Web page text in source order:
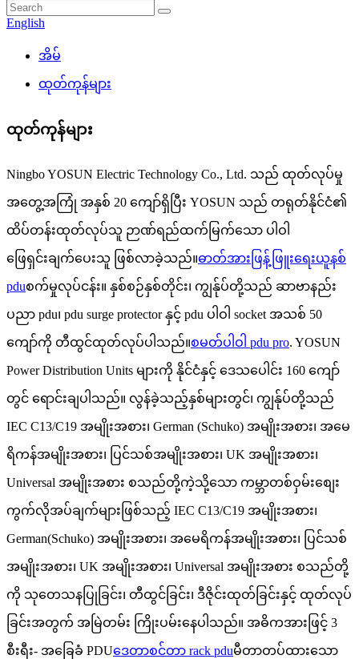
English
အိမ်
ထုတ်ကုန်များ
ထုတ်ကုန်များ
Ningbo YOSUN Electric Technology Co., Ltd. သည် ထုတ်လုပ်မှု
အတွေ့အကြုံ အနှစ် 20 ကျော်ရှိပြီး YOSUN သည် တရုတ်နိုင်ငံ၏
ထိပ်တန်းထုတ်လုပ်သူ ဉာဏ်ရည်ထက်မြက်သော ပါဝါ
ဖြေရှင်းချက်ပေးသူ ဖြစ်လာခဲ့သည်။ဓာတ်အားဖြန့်ဖြူးရေးယူနစ်
pduစက်မှုလုပ်ငန်း။ နှစ်စဉ်နှစ်တိုင်း၊ ကျွန်ုပ်တို့သည် ဆာဗာနည်း
ပညာ pdu၊ pdu surge protector နှင့် pdu ပါဝါ socket အသစ် 50
ကျော်ကို တီထွင်ထုတ်လုပ်ပါသည်။စမတ်ပါဝါ pdu pro. YOSUN
Power Distribution Units များကို နိုင်ငံနှင့် ဒေသပေါင်း 160 ကျော်
တွင် ရောင်းချပါသည်။ လွန်ခဲ့သည့်နှစ်များတွင်၊ ကျွန်ုပ်တို့သည်
IEC C13/C19 အမျိုးအစား၊ German (Schuko) အမျိုးအစား၊ အမေ
ရိကန်အမျိုးအစား၊ ပြင်သစ်အမျိုးအစား၊ UK အမျိုးအစား၊
Universal အမျိုးအစား စသည်တို့ကဲ့သို့သော ကမ္ဘာတစ်ဝှမ်းစျေး
ကွက်လိုအပ်ချက်များဖြစ်သည့် IEC C13/C19 အမျိုးအစား၊
German(Schuko) အမျိုးအစား၊ အမေရိကန်အမျိုးအစား၊ ပြင်သစ်
အမျိုးအစား၊ UK အမျိုးအစား၊ Universal အမျိုးအစား စသည်တို့
ကို သုတေသနပြုခြင်း၊ တီထွင်ခြင်း၊ ဒီဇိုင်းထုတ်ခြင်းနှင့် ထုတ်လုပ်
ခြင်းအတွက် အမြဲတမ်း ကြိုးပမ်းနေပါသည်။ အဓိကအားဖြင့် 3
စီးရီး- အခြေခံ PDUဒေတာစင်တာ rack pduမီတာတပ်ထားသော